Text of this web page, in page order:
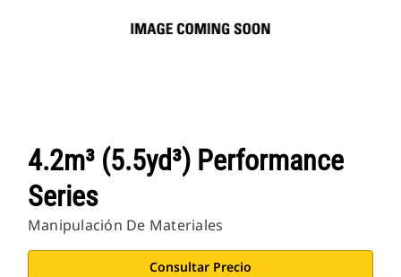
4.2m³ (5.5yd³) Performance
Series
Manipulación De Materiales
Consultar Precio